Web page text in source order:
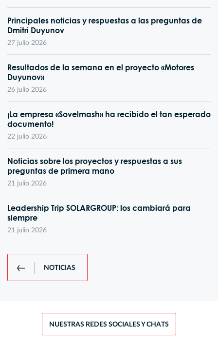
Principales noticias y respuestas a las preguntas de
Dmitri Duyunov
27 julio 2026
Resultados de la semana en el proyecto «Motores
Duyunov»
26 julio 2026
¡La empresa «Sovelmash» ha recibido el tan esperado
documento!
22 julio 2026
Noticias sobre los proyectos y respuestas a sus
preguntas de primera mano
21 julio 2026
Leadership Trip SOLARGROUP: los cambiará para
siempre
21 julio 2026
NOTICIAS
NUESTRAS REDES SOCIALES Y CHATS